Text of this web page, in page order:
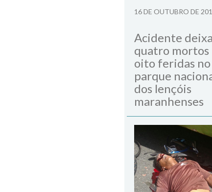
16 DE OUTUBRO DE
Acidente
quatro mortos
oito feridas no
parque
dos lençóis
maranhenses